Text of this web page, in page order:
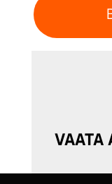
VAATA